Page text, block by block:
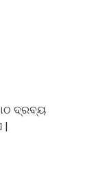
ଦ୍ରବ୍ୟ